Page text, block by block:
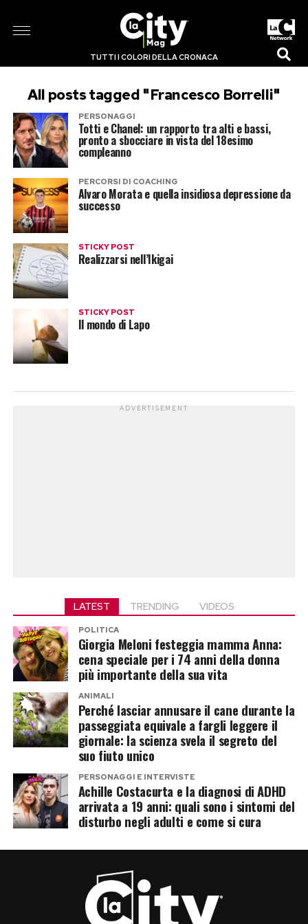
TUTTI I COLORI DELLA CRONACA
All posts tagged "Francesco Borrelli"
PERSONAGGI
Totti e Chanel: un rapporto tra alti e bassi,
pronto a sbocciare in vista del 18esimo
compleanno
PERCORSI DI COACHING
Alvaro Morata e quella insidiosa depressione da
successo
STICKY POST
Realizzarsi nell’Ikigai
STICKY POST
Il mondo di Lapo
ADVERTISEMENT
LATEST TRENDING VIDEOS
POLITICA
Giorgia Meloni festeggia mamma Anna:
cena speciale per i 74 anni della donna
più importante della sua vita
ANIMALI
Perché lasciar annusare il cane durante la
passeggiata equivale a fargli leggere il
giornale: la scienza svela il segreto del
suo fiuto unico
PERSONAGGI E INTERVISTE
Achille Costacurta e la diagnosi di ADHD
arrivata a 19 anni: quali sono i sintomi del
disturbo negli adulti e come si cura